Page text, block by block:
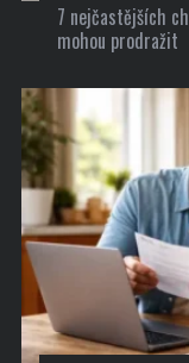
7 nejčastějších
mohou prodražit